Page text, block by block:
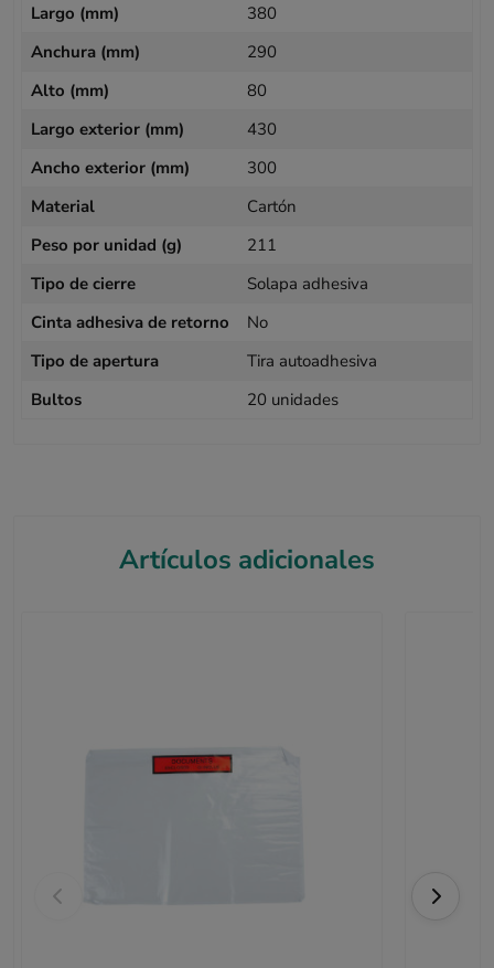
Largo (mm)
380
Anchura (mm)
290
Alto (mm)
80
Largo exterior (mm)
430
Ancho exterior (mm)
300
Material
Cartón
Peso por unidad (g)
211
Tipo de cierre
Solapa adhesiva
Cinta adhesiva de retorno
No
Tipo de apertura
Tira autoadhesiva
Bultos
20 unidades
Artículos adicionales